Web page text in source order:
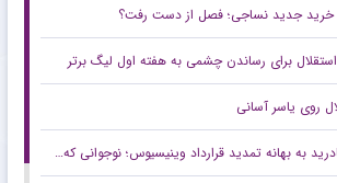
خرید جدید نساجی؛ فصل از دست رفت؟
برای رساندن چشمی به هفته اول لیگ برتر
روی یاسر آسانی
به بهانه تمدید قرارداد وینیسیوس؛ نوجوانی که ستاره شد